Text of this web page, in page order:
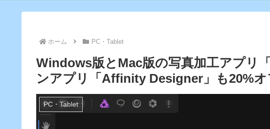
ホーム PC・Tablet
Windows版とMac版の写真加工アプリ
ンアプリ「Affinity Designer」も20%オ
PC・Tablet